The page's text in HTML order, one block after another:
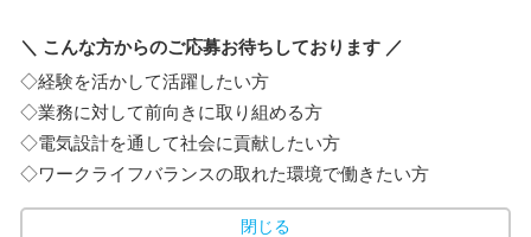
＼ こんな方からのご応募お待ちしております ／
◇経験を活かして活躍したい方
◇業務に対して前向きに取り組める方
◇電気設計を通して社会に貢献したい方
◇ワークライフバランスの取れた環境で働きたい方
閉じる